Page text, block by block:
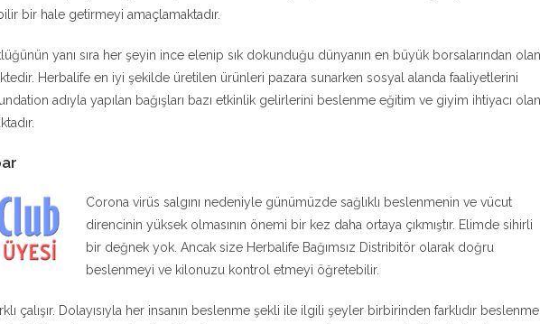
bir hale getirmeyi amaçlamaktadır.
yanı sıra her şeyin ince elenip sık dokunduğu dünyanın en büyük borsalarından olan
Herbalife en iyi şekilde üretilen ürünleri pazara sunarken sosyal alanda faaliyetlerini
adıyla yapılan bağışları bazı etkinlik gelirlerini beslenme eğitim ve giyim ihtiyacı olan
Corona virüs salgını nedeniyle günümüzde sağlıklı beslenmenin ve vücut
direncinin yüksek olmasının önemi bir kez daha ortaya çıkmıştır. Elimde sihirli
bir değnek yok. Ancak size Herbalife Bağımsız Distribitör olarak doğru
beslenmeyi ve kilonuzu kontrol etmeyi öğretebilir.
çalışır. Dolayısıyla her insanın beslenme şekli ile ilgili şeyler birbirinden farklıdır beslenme